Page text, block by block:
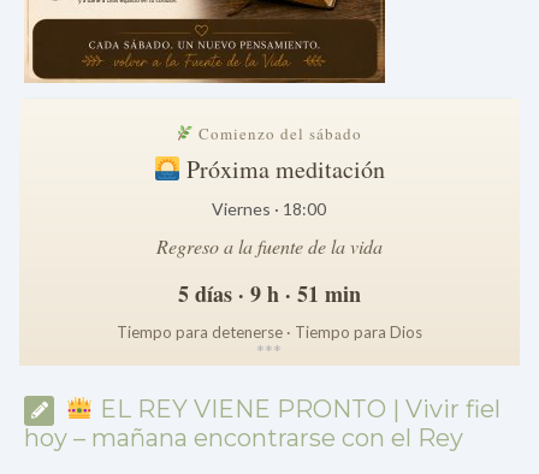
Comienzo del sábado
Próxima meditación
Viernes · 18:00
Regreso a la fuente de la vida
5 días · 9 h · 51 min
Tiempo para detenerse · Tiempo para Dios
***
EL REY VIENE PRONTO | Vivir fiel
hoy – mañana encontrarse con el Rey